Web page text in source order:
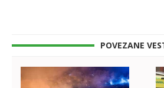
POVEZANE